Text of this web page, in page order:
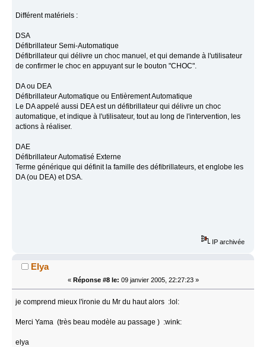
Différent matériels :
DSA
Défibrillateur Semi-Automatique
Défibrillateur qui délivre un choc manuel, et qui demande à l'utilisateur
de confirmer le choc en appuyant sur le bouton "CHOC".
DA ou DEA
Défibrillateur Automatique ou Entièrement Automatique
Le DA appelé aussi DEA est un défibrillateur qui délivre un choc
automatique, et indique à l'utilisateur, tout au long de l'intervention, les
actions à réaliser.
DAE
Défibrillateur Automatisé Externe
Terme générique qui définit la famille des défibrillateurs, et englobe les
DA (ou DEA) et DSA.
IP archivée
Elya
« Réponse #8 le: 09 janvier 2005, 22:27:23 »
je comprend mieux l'ironie du Mr du haut alors :lol:
Merci Yama (très beau modèle au passage ) :wink:
elya